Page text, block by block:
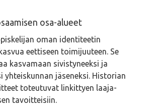
osa-alueet
oman identiteetin
eettiseen toimijuuteen. Se
kasvamaan sivistyneeksi ja
yhteiskunnan jäseneksi. Historian
toteutuvat linkittyen laaja-
tavoitteisiin.